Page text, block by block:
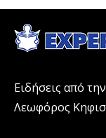
Ειδήσεις από
Λεωφόρος